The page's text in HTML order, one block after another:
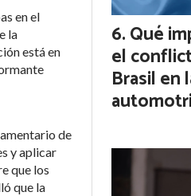
en el
la
está en
de
y aplicar
que los
que la
Qué
el
Brasil en